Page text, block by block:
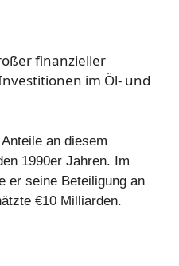
finanzieller
im Öl- und
an diesem
1990er Jahren. Im
er seine Beteiligung an
€10 Milliarden.